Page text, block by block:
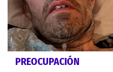
PREOCUPACIÓN